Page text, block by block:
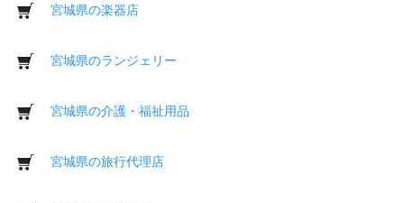
宮城県の楽器店
宮城県のランジェリー
宮城県の介護・福祉用品
宮城県の旅行代理店